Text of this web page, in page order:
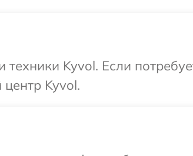
Kyvol. Если
Kyvol.